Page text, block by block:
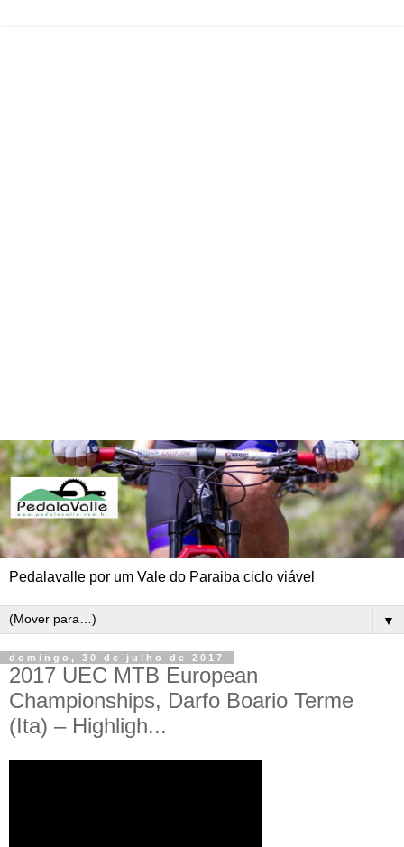
Pedalavalle por um Vale do Paraiba ciclo viável
▼
domingo, 30 de julho de 2017
2017 UEC MTB European
Championships, Darfo Boario Terme
(Ita) – Highligh...